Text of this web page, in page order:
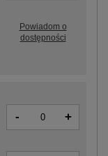
- +
Powiadom o
dostępności